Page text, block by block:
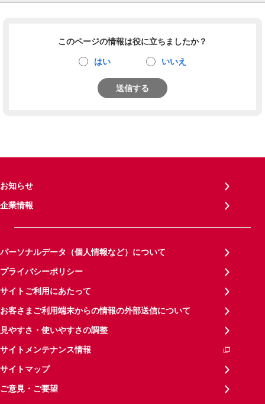
このページの情報は役に立ちましたか？
はい いいえ
送信する
お知らせ
企業情報
パーソナルデータ（個人情報など）について
プライバシーポリシー
サイトご利用にあたって
お客さまご利用端末からの情報の外部送信について
見やすさ・使いやすさの調整
サイトメンテナンス情報
サイトマップ
ご意見・ご要望